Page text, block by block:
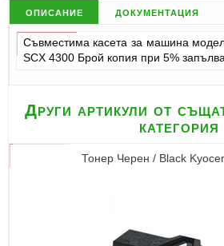
описание документация
Съвместима касета за машина
SCX 4300 Брой копия при 5%
Други артикули от
категория
Тонер Черен / Black